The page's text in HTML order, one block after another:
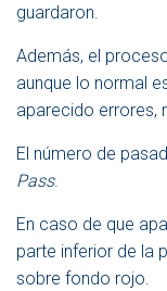
guardaron.
Además, el
aunque lo normal
aparecido errores,
El número de
Pass.
En caso de que
parte inferior de la
sobre fondo rojo.